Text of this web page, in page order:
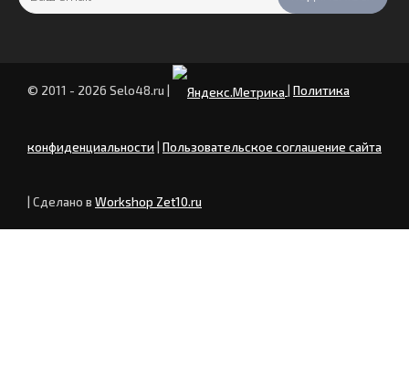
© 2011 - 2026 Selo48.ru Политика
конфиденциальности Пользовательское соглашение сайта
| Сделано в Workshop Zet10.ru